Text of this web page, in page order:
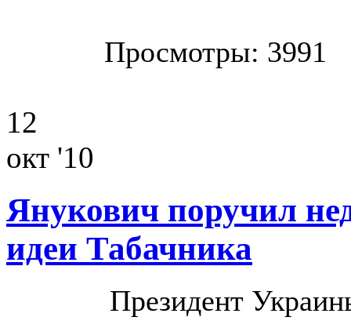
Просмотры: 3991
12
окт '10
Янукович поручил
идеи Табачника
Президент